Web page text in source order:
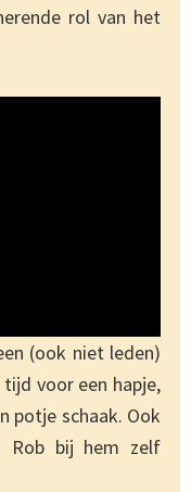
rol van het
(ook niet leden)
voor een hapje,
potje schaak. Ook
Rob bij hem zelf